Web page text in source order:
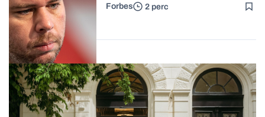
Forbes-sztori
Társadalom
Forbes 2 perc